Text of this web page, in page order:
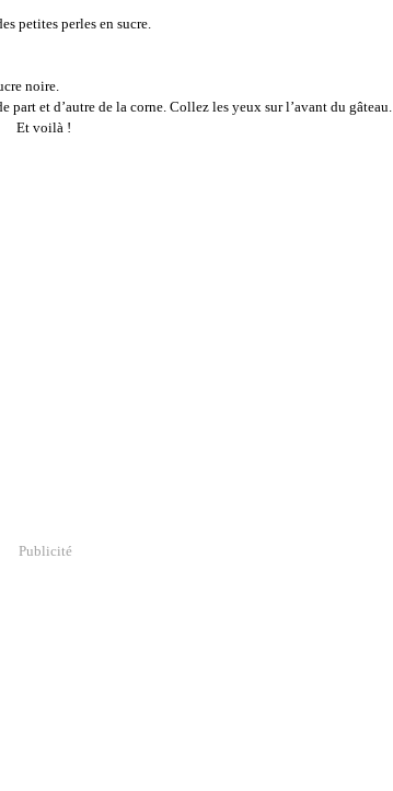
petites perles en sucre.
noire.
part et d’autre de la corne. Collez les yeux sur l’avant du gâteau.
Et voilà !
Publicité